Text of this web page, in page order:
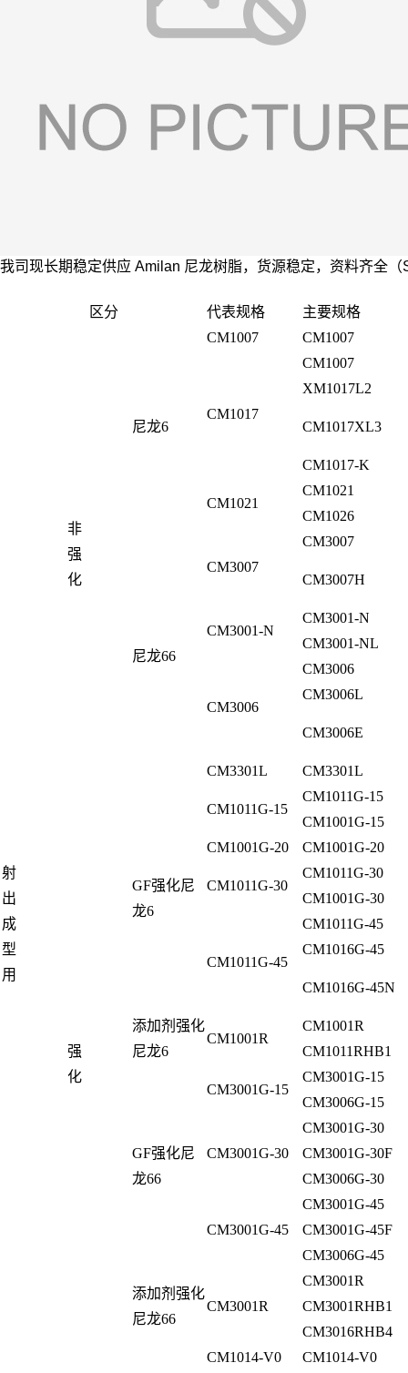
我司现长期稳定供应 Amilan 尼龙树脂，货源稳定，资料齐全（
区分 代表规格 主要规格
射
出
成
型
用
非
强
化
尼龙6
CM1007 CM1007
CM1017
CM1007
XM1017L2
CM1017XL3
CM1017-K
CM1021
CM1021
CM1026
尼龙66
CM3007
CM3007
CM3007H
CM3001-N
CM3001-N
CM3001-NL
CM3006
CM3006
CM3006L
CM3006E
CM3301L CM3301L
强
化
GF强化尼
龙6
CM1011G-15
CM1011G-15
CM1001G-15
CM1001G-20
CM1001G-20
CM1011G-30
CM1011G-30
CM1001G-30
CM1011G-45
CM1011G-45
CM1016G-45
CM1016G-45N
添加剂强化
尼龙6
CM1001R
CM1001R
CM1011RHB1
GF强化尼
龙66
CM3001G-15
CM3001G-15
CM3006G-15
CM3001G-30
CM3001G-30
CM3001G-30F
CM3006G-30
CM3001G-45
CM3001G-45
CM3001G-45F
CM3006G-45
添加剂强化
尼龙66
CM3001R
CM3001R
CM3001RHB1
CM3016RHB4
CM1014-V0
CM1014-V0